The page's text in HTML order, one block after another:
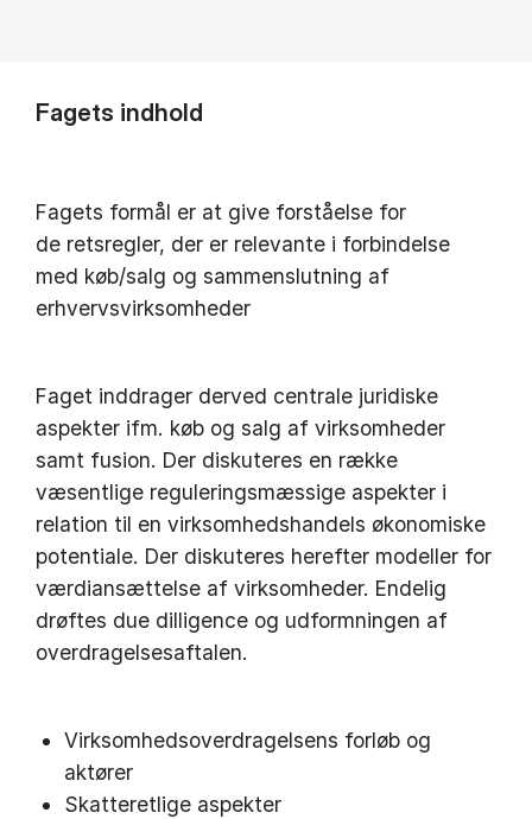
Fagets indhold
Fagets formål er at give forståelse for
de retsregler, der er relevante i forbindelse
med køb/salg og sammenslutning af
erhvervsvirksomheder
Faget inddrager derved centrale juridiske
aspekter ifm. køb og salg af virksomheder
samt fusion. Der diskuteres en række
væsentlige reguleringsmæssige aspekter i
relation til en virksomhedshandels økonomiske
potentiale. Der diskuteres herefter modeller for
værdiansættelse af virksomheder. Endelig
drøftes due dilligence og udformningen af
overdragelsesaftalen.
Virksomhedsoverdragelsens forløb og
aktører
Skatteretlige aspekter